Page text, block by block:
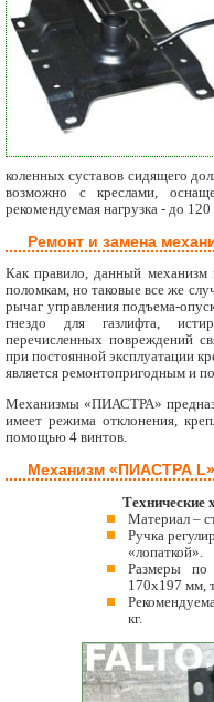
коленных суставов сидящего
возможно с креслами,
рекомендуемая нагрузка - до 120
Ремонт и замена
Как правило, данный механизм
поломкам, но таковые все же
рычаг управления подъема-
гнездо для газлифта,
перечисленных повреждений
при постоянной эксплуатации
является ремонтопригодным и
Механизмы «ПИАСТРА»
имеет режима отклонения,
помощью 4 винтов.
Механизм «ПИАСТРА L»
Технические
Материал –
Ручка
«лопаткой».
Размеры по
170х197 мм,
кг.